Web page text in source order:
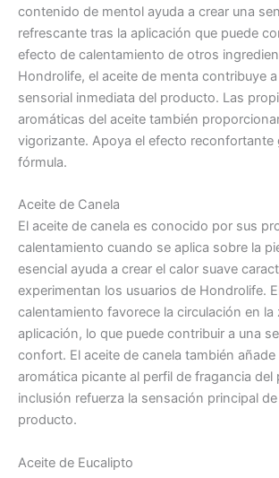
contenido de mentol ayuda a crear una
refrescante tras la aplicación que puede
efecto de calentamiento de otros
Hondrolife, el aceite de menta contribuye
sensorial inmediata del producto. Las
aromáticas del aceite también
vigorizante. Apoya el efecto reconfortante
fórmula.
Aceite de Canela
El aceite de canela es conocido por sus
calentamiento cuando se aplica sobre la
esencial ayuda a crear el calor suave
experimentan los usuarios de Hondrolife.
calentamiento favorece la circulación en la
aplicación, lo que puede contribuir a una
confort. El aceite de canela también añade
aromática picante al perfil de fragancia del
inclusión refuerza la sensación principal
producto.
Aceite de Eucalipto